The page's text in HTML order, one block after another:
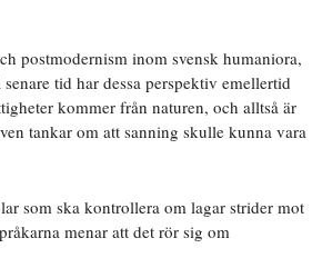
postmodernism inom svensk humaniora,
tid har dessa perspektiv emellertid
kommer från naturen, och alltså är
tankar om att sanning skulle kunna vara
som ska kontrollera om lagar strider mot
menar att det rör sig om